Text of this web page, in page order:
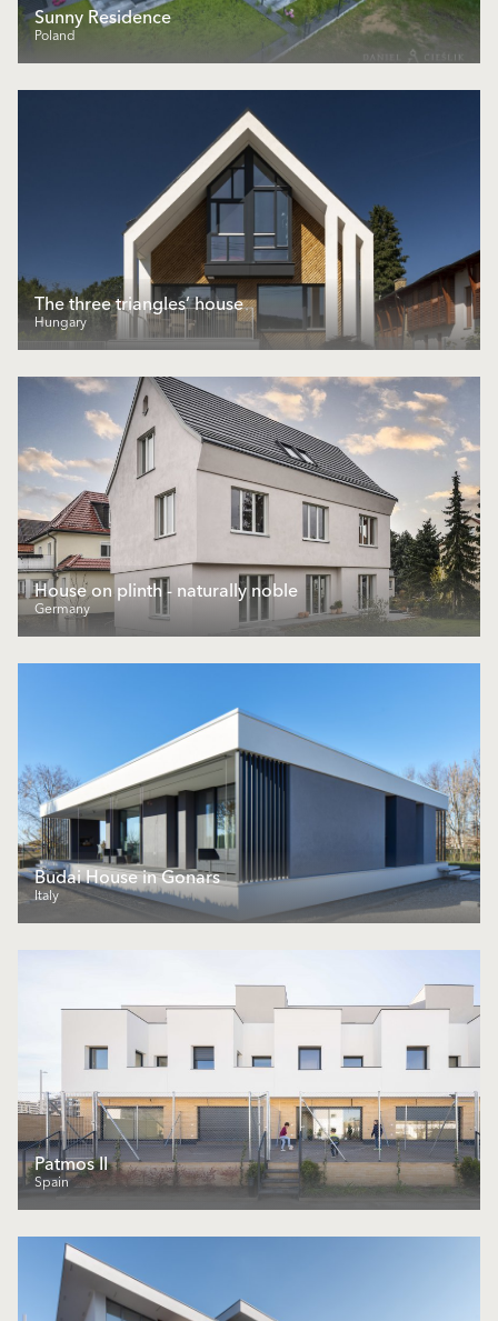
Sunny Residence
Poland
The three triangles’ house
Hungary
House on plinth - naturally noble
Germany
Budai House in Gonars
Italy
Patmos II
Spain